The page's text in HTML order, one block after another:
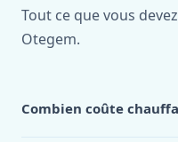
Tout ce que vous
Otegem.
Combien coûte